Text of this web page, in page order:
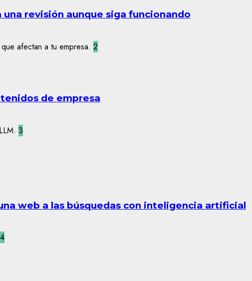
revisión aunque siga funcionando
2
de empresa
3
web a las búsquedas con inteligencia artificial
4